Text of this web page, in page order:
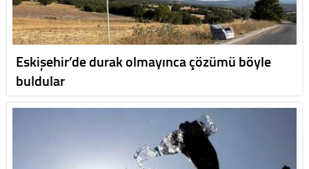
Eskişehir’de durak olmayınca çözümü böyle
buldular